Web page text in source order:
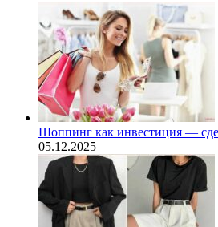
Шоппинг как инвестиция —
05.12.2025